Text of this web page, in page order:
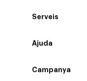
Serveis
Ajuda
Campanya